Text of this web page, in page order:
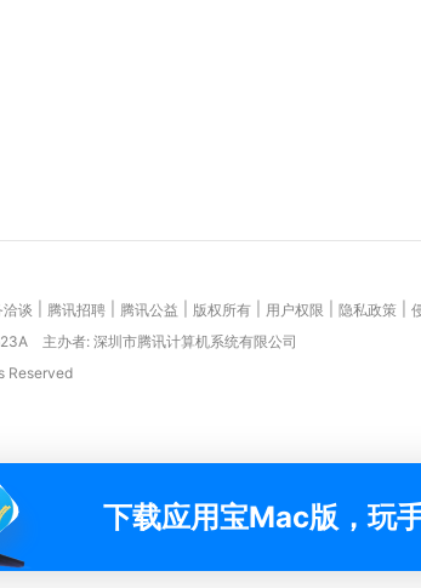
谈 腾讯招聘 腾讯公益 版权所有 用户权限 隐私政策
主办者: 深圳市腾讯计算机系统有限公司
Reserved
下载应用宝Mac版，玩